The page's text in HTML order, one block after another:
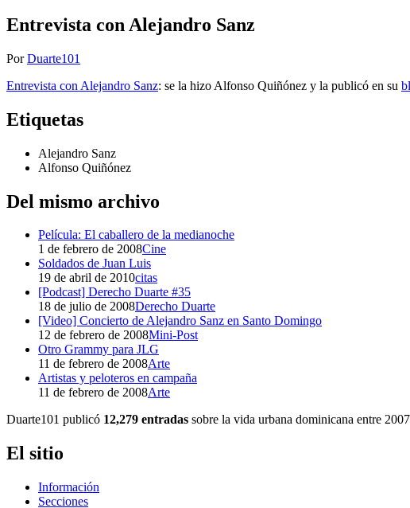
Entrevista con Alejandro Sanz
PorDuarte101
Entrevista con Alejandro Sanz: se la hizo Alfonso Quiñónez y la publicó en su
Etiquetas
Alejandro Sanz
Alfonso Quiñónez
Del mismo archivo
Película: El caballero de la medianoche
1 de febrero de 2008Cine
Soldados de Juan Luis
19 de abril de 2010citas
[Podcast] Derecho Duarte #35
18 de julio de 2008Derecho Duarte
[Video] Concierto de Alejandro Sanz en Santo Domingo
12 de febrero de 2008Mini-Post
Otro Grammy para JLG
11 de febrero de 2008Arte
Artistas y peloteros en campaña
11 de febrero de 2008Arte
Duarte101 publicó 12,279 entradas sobre la vida urbana dominicana entre
El sitio
Información
Secciones